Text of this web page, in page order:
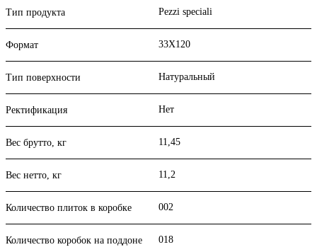
Тип продукта Pezzi speciali
Формат 33X120
Тип поверхности Натуральный
Ректификация Нет
Вес брутто, кг 11,45
Вес нетто, кг 11,2
Количество плиток в коробке 002
Количество коробок на поддоне 018